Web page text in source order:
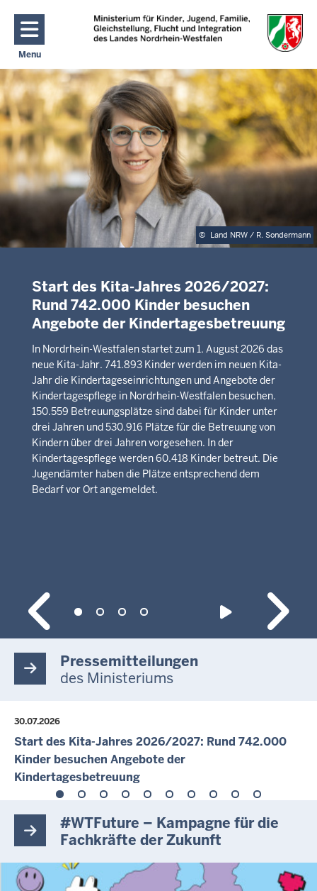
Direkt zum Inhalt
Menu
Navigation aktivieren/deaktivieren: Hauptmenü
C
h
a
n
c
e
n
N
R
W
© Land NRW / R. Sondermann
Start des Kita-Jahres 2026/2027:
Rund 742.000 Kinder besuchen
Angebote der Kindertagesbetreuung
In Nordrhein-Westfalen startet zum 1. August 2026 das
neue Kita-Jahr. 741.893 Kinder werden im neuen Kita-
Jahr die Kindertageseinrichtungen und Angebote der
Kindertagespflege in Nordrhein-Westfalen besuchen.
150.559 Betreuungsplätze sind dabei für Kinder unter
drei Jahren und 530.916 Plätze für die Betreuung von
Kindern über drei Jahren vorgesehen. In der
Kindertagespflege werden 60.418 Kinder betreut. Die
Jugendämter haben die Plätze entsprechend dem
Bedarf vor Ort angemeldet.
Pressemitteilungen
des Ministeriums
30.07.2026
Start des Kita-Jahres 2026/2027: Rund 742.000
Kinder besuchen Angebote der
Kindertagesbetreuung
#WTFuture – Kampagne für die
Fachkräfte der Zukunft